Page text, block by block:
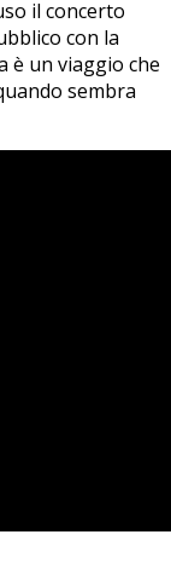
il concerto
con la
è un viaggio che
sembra